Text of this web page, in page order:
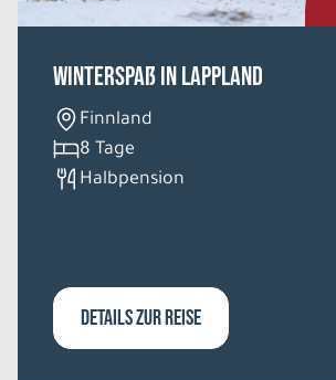
REISE VERBINDLICH ANFRAGEN
14 Tage
Sa. 08.08. - Fr. 21.08.2026
REISE VERBINDLICH ANFRAGEN
Winterspaß in Lappland
Finnland
8 Tage
Halbpension
DETAILS ZUR REISE